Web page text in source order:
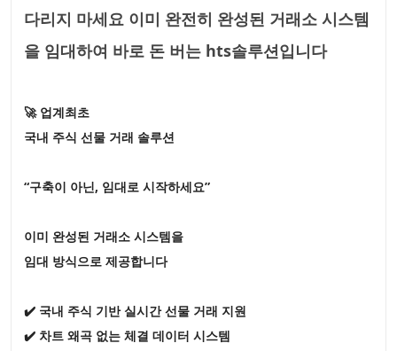
다리지 마세요 이미 완전히 완성된 거래소 시스템
을 임대하여 바로 돈 버는 hts솔루션입니다
🚀 업계최초
국내 주식 선물 거래 솔루션
“구축이 아닌, 임대로 시작하세요”
이미 완성된 거래소 시스템을
임대 방식으로 제공합니다
✔️ 국내 주식 기반 실시간 선물 거래 지원
✔️ 차트 왜곡 없는 체결 데이터 시스템